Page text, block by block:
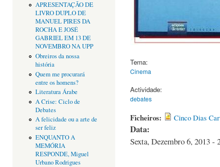
APRESENTAÇÃO DE
LIVRO DUPLO DE
MANUEL PIRES DA
ROCHA E JOSÉ
GABRIEL EM 13 DE
NOVEMBRO NA UPP
Obreiros da nossa
história
Quem me procurará
entre os homens?
Literatura Árabe
A Crise: Ciclo de
Debates
A felicidade ou a arte de
ser feliz
ENQUANTO A
MEMÓRIA
RESPONDE, Miguel
Urbano Rodrigues
Tema:
Cinema
Actividade:
debates
Ficheiros: Cinco Dias
Data:
Sexta, Dezembro 6, 2013 -